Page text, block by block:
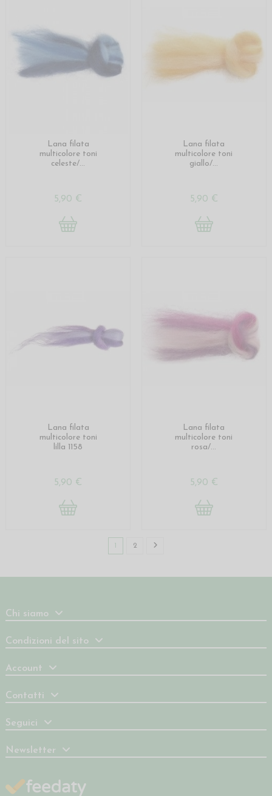
Lana filata
multicolore toni
celeste/...
5,90 €
Lana filata
multicolore toni
giallo/...
5,90 €
Lana filata
multicolore toni
lilla 1158
5,90 €
Lana filata
multicolore toni
rosa/...
5,90 €
1 2
Chi siamo
Condizioni del sito
Account
Contatti
Seguici
Newsletter